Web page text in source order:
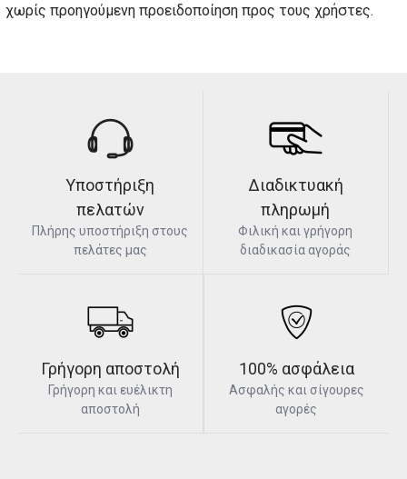
χωρίς προηγούμενη προειδοποίηση προς τους χρήστες.
Υποστήριξη
πελατών
Πλήρης υποστήριξη στους
πελάτες μας
Διαδικτυακή
πληρωμή
Φιλική και γρήγορη
διαδικασία αγοράς
Γρήγορη αποστολή
Γρήγορη και ευέλικτη
αποστολή
100% ασφάλεια
Ασφαλής και σίγουρες
αγορές